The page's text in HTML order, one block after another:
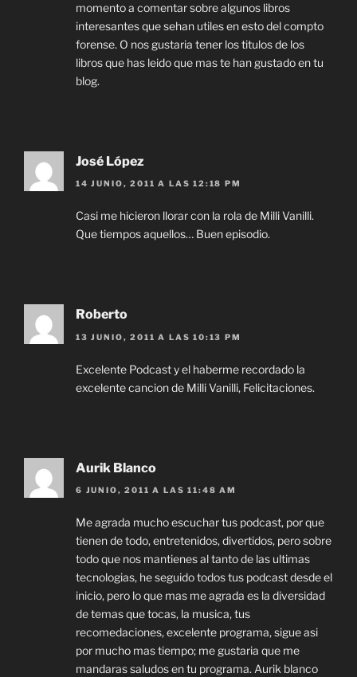
momento a comentar sobre algunos libros
interesantes que sehan utiles en esto del compto
forense. O nos gustaria tener los titulos de los
libros que has leido que mas te han gustado en tu
blog.
José López
14 JUNIO, 2011 A LAS 12:18 PM
Casi me hicieron llorar con la rola de Milli Vanilli.
Que tiempos aquellos… Buen episodio.
Roberto
13 JUNIO, 2011 A LAS 10:13 PM
Excelente Podcast y el haberme recordado la
excelente cancion de Milli Vanilli, Felicitaciones.
Aurik Blanco
6 JUNIO, 2011 A LAS 11:48 AM
Me agrada mucho escuchar tus podcast, por que
tienen de todo, entretenidos, divertidos, pero sobre
todo que nos mantienes al tanto de las ultimas
tecnologias, he seguido todos tus podcast desde el
inicio, pero lo que mas me agrada es la diversidad
de temas que tocas, la musica, tus
recomedaciones, excelente programa, sigue asi
por mucho mas tiempo; me gustaria que me
mandaras saludos en tu programa. Aurik blanco